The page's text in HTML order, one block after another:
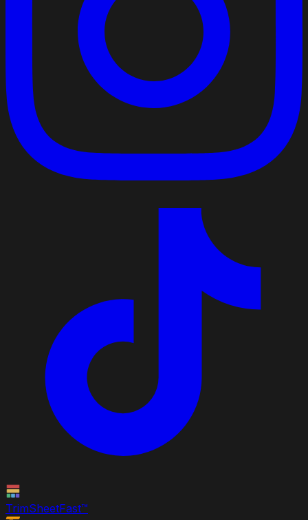
TrimSheetFast™